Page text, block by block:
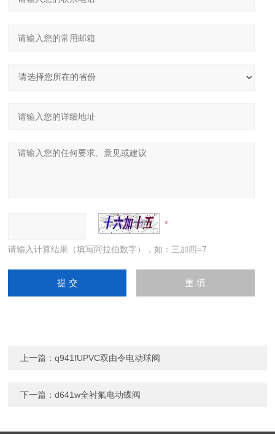
请输入计算结果（填写阿拉伯数字），如：三加四=7
上一篇：q941fUPVC双由令电动球阀
下一篇：d641w全衬氟电动蝶阀